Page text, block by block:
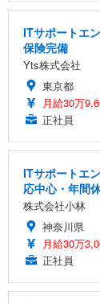
ITサポートエ
保険完備
Yts株式会社
東京都
月給30万
正社員
ITサポートエ
応中心・年間
株式会社小林
神奈川県
月給30万
正社員